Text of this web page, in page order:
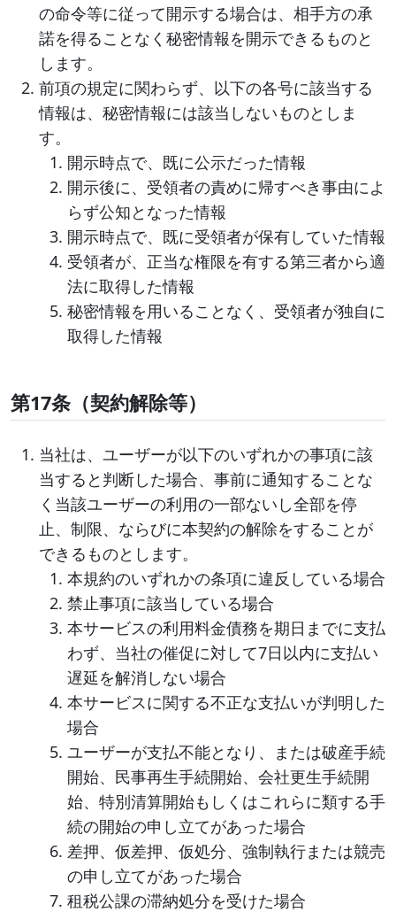
の命令等に従って開示する場合は、相手方の承
諾を得ることなく秘密情報を開示できるものと
します。
前項の規定に関わらず、以下の各号に該当する
情報は、秘密情報には該当しないものとしま
す。
開示時点で、既に公示だった情報
開示後に、受領者の責めに帰すべき事由によ
らず公知となった情報
開示時点で、既に受領者が保有していた情報
受領者が、正当な権限を有する第三者から適
法に取得した情報
秘密情報を用いることなく、受領者が独自に
取得した情報
第17条（契約解除等）
当社は、ユーザーが以下のいずれかの事項に該
当すると判断した場合、事前に通知することな
く当該ユーザーの利用の一部ないし全部を停
止、制限、ならびに本契約の解除をすることが
できるものとします。
本規約のいずれかの条項に違反している場合
禁止事項に該当している場合
本サービスの利用料金債務を期日までに支払
わず、当社の催促に対して7日以内に支払い
遅延を解消しない場合
本サービスに関する不正な支払いが判明した
場合
ユーザーが支払不能となり、または破産手続
開始、民事再生手続開始、会社更生手続開
始、特別清算開始もしくはこれらに類する手
続の開始の申し立てがあった場合
差押、仮差押、仮処分、強制執行または競売
の申し立てがあった場合
租税公課の滞納処分を受けた場合